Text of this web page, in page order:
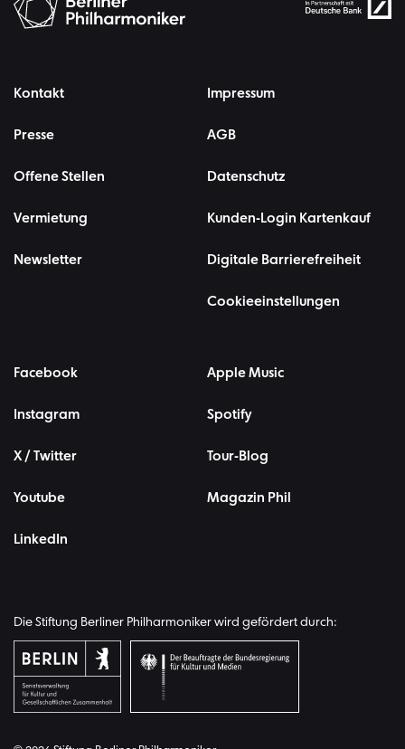
Kontakt
Presse
Offene Stellen
Vermietung
Newsletter
Impressum
AGB
Datenschutz
Kunden-Login Kartenkauf
Digitale Barrierefreiheit
Cookieeinstellungen
Facebook
Instagram
X / Twitter
Youtube
LinkedIn
Apple Music
Spotify
Tour-Blog
Magazin Phil
Die Stiftung Berliner Philharmoniker wird gefördert durch: